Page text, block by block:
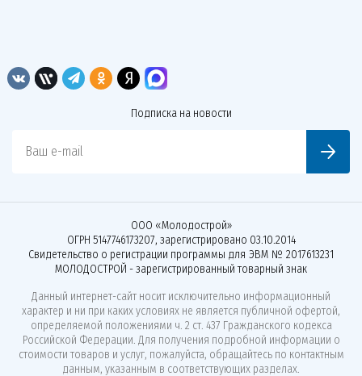
Подписка на новости
Ваш e-mail
ООО «Молодострой»
ОГРН 5147746173207, зарегистрировано 03.10.2014
Свидетельство о регистрации программы для ЭВМ № 2017613231
МОЛОДОСТРОЙ - зарегистрированный товарный знак
Данный интернет-сайт носит исключительно информационный
характер и ни при каких условиях не является публичной офертой,
определяемой положениями ч. 2 ст. 437 Гражданского кодекса
Российской Федерации. Для получения подробной информации о
стоимости товаров и услуг, пожалуйста, обращайтесь по контактным
данным, указанным в соответствующих разделах.